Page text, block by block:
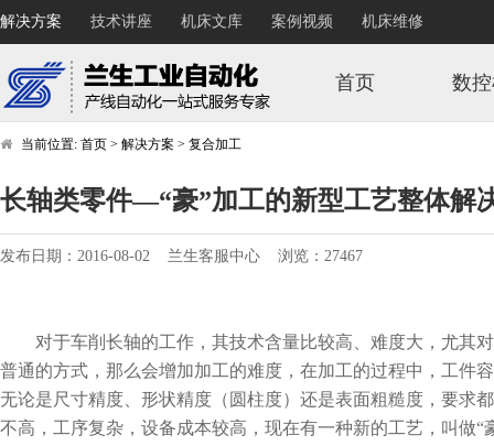
解决方案 技术讲座 机床文库 案例视频 机床维修
首页 数
当前位置: 首页 > 解决方案 > 复合加工
长轴类零件—“豪”加工的新型工艺整体解
发布日期：2016-08-02 兰生客服中心 浏览：27467
对于车削长轴的工作，其技术含量比较高、难度大，尤其
普通的方式，那么会增加加工的难度，在加工的过程中，工件
无论是尺寸精度、形状精度（圆柱度）还是表面粗糙度，要求
不高，工序复杂，设备成本较高，现在有一种新的工艺，叫做